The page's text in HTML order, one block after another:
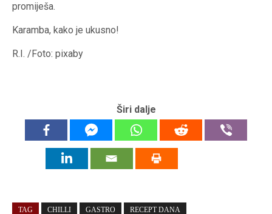
promiješa.
Karamba, kako je ukusno!
R.I. /Foto: pixaby
Širi dalje
TAG CHILLI GASTRO RECEPT DANA